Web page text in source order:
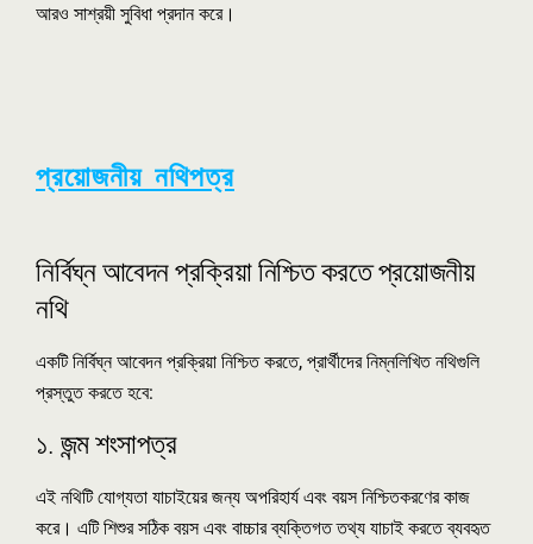
আরও সাশ্রয়ী সুবিধা প্রদান করে।
প্রয়োজনীয় নথিপত্র
নির্বিঘ্ন আবেদন প্রক্রিয়া নিশ্চিত করতে প্রয়োজনীয়
নথি
একটি নির্বিঘ্ন আবেদন প্রক্রিয়া নিশ্চিত করতে, প্রার্থীদের নিম্নলিখিত নথিগুলি
প্রস্তুত করতে হবে:
১. জন্ম শংসাপত্র
এই নথিটি যোগ্যতা যাচাইয়ের জন্য অপরিহার্য এবং বয়স নিশ্চিতকরণের কাজ
করে। এটি শিশুর সঠিক বয়স এবং বাচ্চার ব্যক্তিগত তথ্য যাচাই করতে ব্যবহৃত